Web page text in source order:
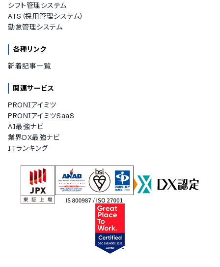
シフト管理システム
ATS（採用管理システム）
勤怠管理システム
各種リンク
新着記事一覧
関連サービス
PRONIアイミツ
PRONIアイミツSaaS
AI最強ナビ
業界DX最強ナビ
ITランキング